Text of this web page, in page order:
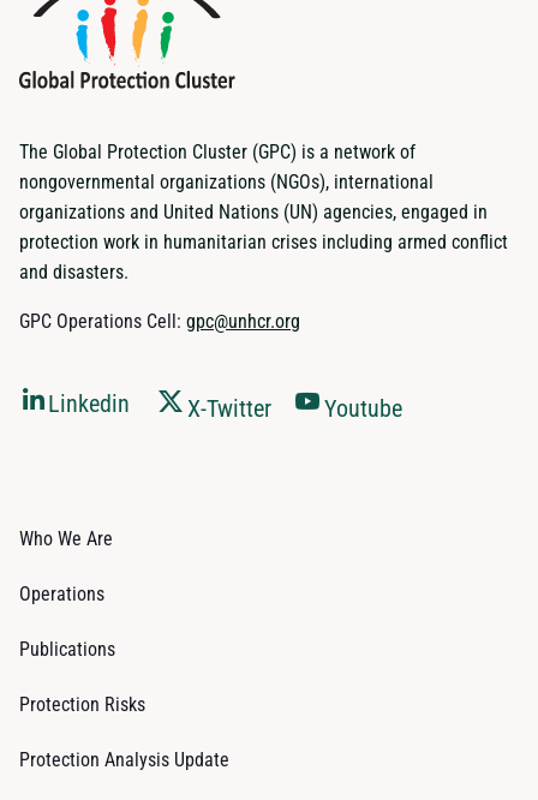
The Global Protection Cluster (GPC) is a network of
nongovernmental organizations (NGOs), international
organizations and United Nations (UN) agencies, engaged in
protection work in humanitarian crises including armed conflict
and disasters.
GPC Operations Cell: gpc@unhcr.org
Linkedin X-Twitter Youtube
Who We Are
Operations
Publications
Protection Risks
Protection Analysis Update